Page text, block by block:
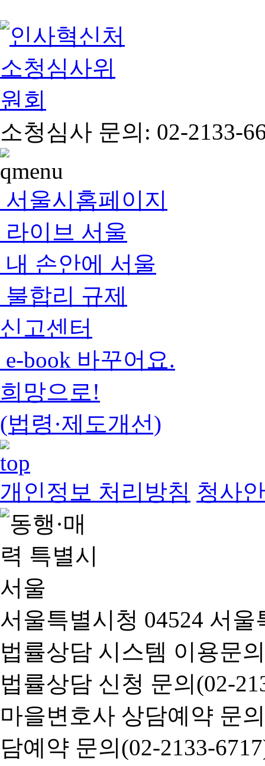
소청심사 문의: 02-2133-
서울시홈페이지
라이브 서울
내 손안에 서울
불합리 규제
신고센터
e-book 바꾸어요.
희망으로!
(법령·제도개선)
개인정보 처리방침 청사
서울특별시청 04524 서
법률상담 시스템 이용문
법률상담 신청 문의(02-
마을변호사 상담예약 문
담예약 문의(02-2133-